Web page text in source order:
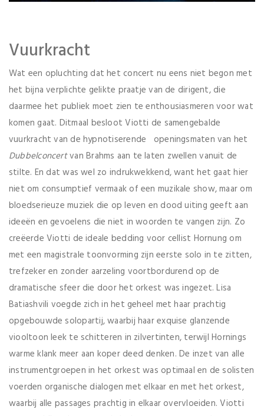
Vuurkracht
Wat een opluchting dat het concert nu eens niet begon met
het bijna verplichte gelikte praatje van de dirigent, die
daarmee het publiek moet zien te enthousiasmeren voor wat
komen gaat. Ditmaal besloot Viotti de samengebalde
vuurkracht van de hypnotiserende openingsmaten van het
Dubbelconcertvan Brahms aan te laten zwellen vanuit de
stilte. En dat was wel zo indrukwekkend, want het gaat hier
niet om consumptief vermaak of een muzikale show, maar om
bloedserieuze muziek die op leven en dood uiting geeft aan
ideeën en gevoelens die niet in woorden te vangen zijn. Zo
creëerde Viotti de ideale bedding voor cellist Hornung om
met een magistrale toonvorming zijn eerste solo in te zitten,
trefzeker en zonder aarzeling voortbordurend op de
dramatische sfeer die door het orkest was ingezet. Lisa
Batiashvili voegde zich in het geheel met haar prachtig
opgebouwde solopartij, waarbij haar exquise glanzende
viooltoon leek te schitteren in zilvertinten, terwijl Hornings
warme klank meer aan koper deed denken. De inzet van alle
instrumentgroepen in het orkest was optimaal en de solisten
voerden organische dialogen met elkaar en met het orkest,
waarbij alle passages prachtig in elkaar overvloeiden. Viotti